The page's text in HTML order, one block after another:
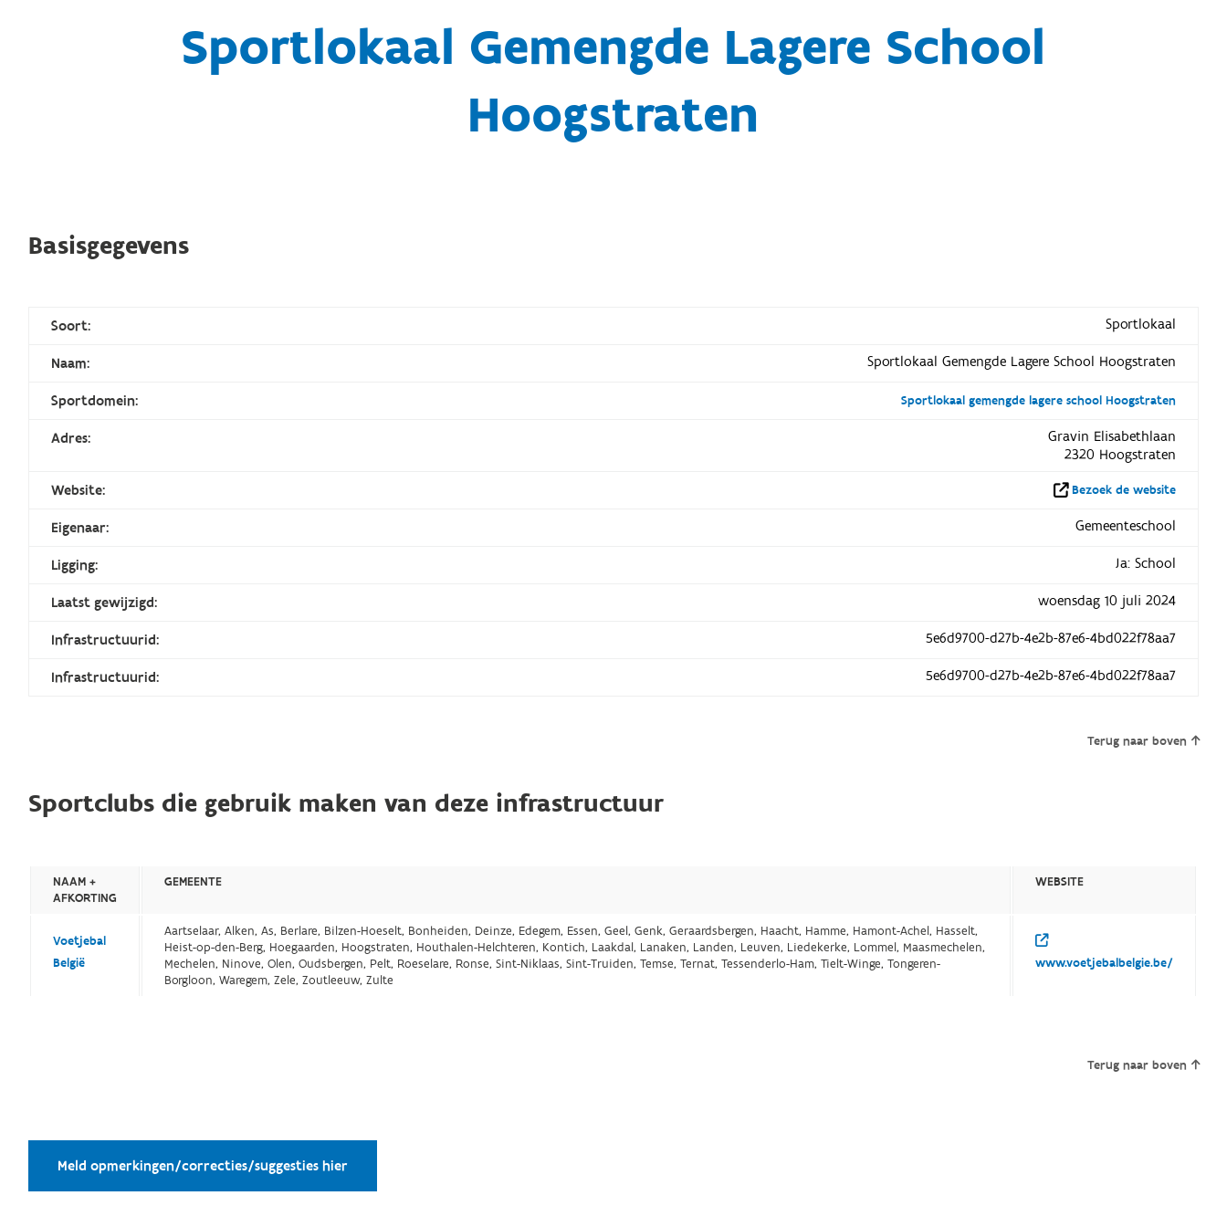
Sportlokaal Gemengde Lagere School
Hoogstraten
Basisgegevens
Soort: Sportlokaal
Naam: Sportlokaal Gemengde Lagere School Hoogstraten
Sportdomein: Sportlokaal gemengde lagere school Hoogstraten
Adres:
Gravin Elisabethlaan
2320 Hoogstraten
Website:
Bezoek de website
Eigenaar: Gemeenteschool
Ligging: Ja: School
Laatst gewijzigd: woensdag 10 juli 2024
Infrastructuurid: 5e6d9700-d27b-4e2b-87e6-4bd022f78aa7
Infrastructuurid: 5e6d9700-d27b-4e2b-87e6-4bd022f78aa7
Terug naar boven
Sportclubs die gebruik maken van deze infrastructuur
NAAM +
AFKORTING
GEMEENTE WEBSITE
Voetjebal
België
Aartselaar, Alken, As, Berlare, Bilzen-Hoeselt, Bonheiden, Deinze, Edegem, Essen, Geel, Genk, Geraardsbergen, Haacht, Hamme, Hamont-Achel, Hasselt,
Heist-op-den-Berg, Hoegaarden, Hoogstraten, Houthalen-Helchteren, Kontich, Laakdal, Lanaken, Landen, Leuven, Liedekerke, Lommel, Maasmechelen,
Mechelen, Ninove, Olen, Oudsbergen, Pelt, Roeselare, Ronse, Sint-Niklaas, Sint-Truiden, Temse, Ternat, Tessenderlo-Ham, Tielt-Winge, Tongeren-
Borgloon, Waregem, Zele, Zoutleeuw, Zulte
www.voetjebalbelgie.be/
Terug naar boven
Meld opmerkingen/correcties/suggesties hier